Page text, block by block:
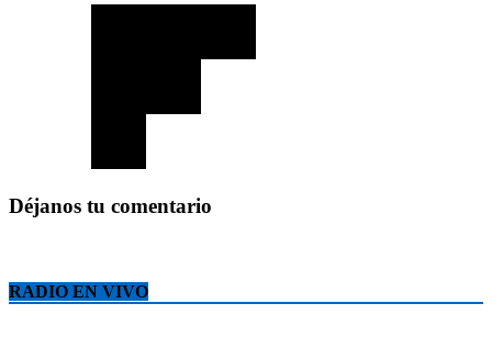
Déjanos tu comentario
RADIO EN VIVO